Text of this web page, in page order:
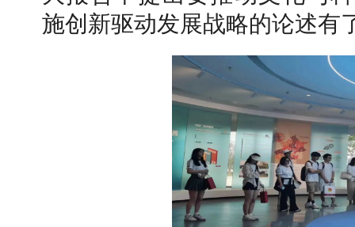
施创新驱动发展战略的论述有